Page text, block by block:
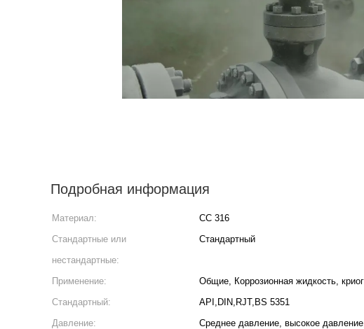
Подробная информация
Материал: СС 316
Стандартные или
нестандартные:
Стандартный
Применение:
Общие, Коррозионная жидкость,
Стандартный:
API,DIN,RJT,BS 5351
Давление:
Среднее давление, высокое